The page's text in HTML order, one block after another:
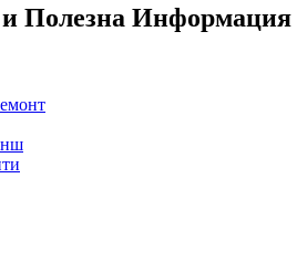
Полезна Информация